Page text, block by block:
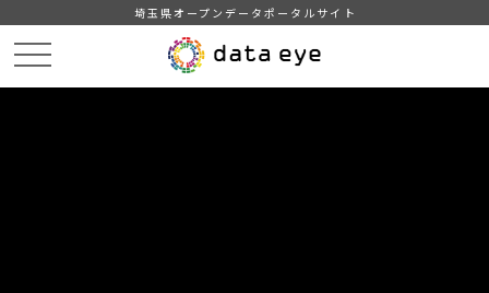
埼玉県オープンデータポータルサイト